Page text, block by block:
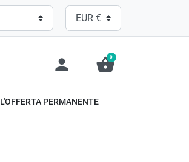
person shopping_basket
0
PERMANENTE